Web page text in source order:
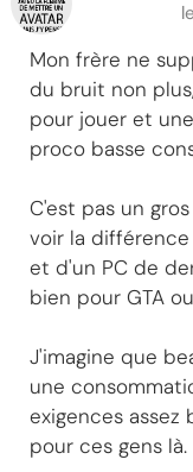
Mon frère ne
du bruit non
pour jouer et
proco basse
C'est pas un
voir la
et d'un PC de
bien pour GTA
J'imagine que
une
exigences assez
pour ces gens là.